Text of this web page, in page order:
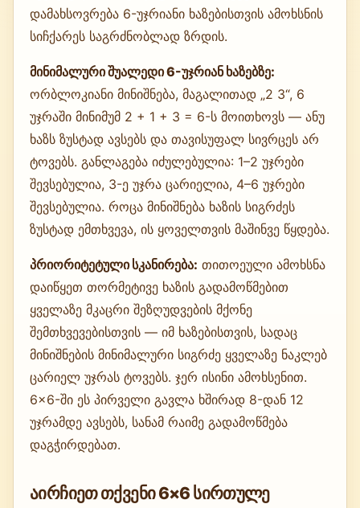
დამახსოვრება 6-უჯრიანი ხაზებისთვის ამოხსნის
სიჩქარეს საგრძნობლად ზრდის.
მინიმალური შუალედი 6-უჯრიან ხაზებზე:
ორბლოკიანი მინიშნება, მაგალითად „2 3“, 6
უჯრაში მინიმუმ 2 + 1 + 3 = 6-ს მოითხოვს — ანუ
ხაზს ზუსტად ავსებს და თავისუფალ სივრცეს არ
ტოვებს. განლაგება იძულებულია: 1–2 უჯრები
შევსებულია, 3-ე უჯრა ცარიელია, 4–6 უჯრები
შევსებულია. როცა მინიშნება ხაზის სიგრძეს
ზუსტად ემთხვევა, ის ყოველთვის მაშინვე წყდება.
პრიორიტეტული სკანირება: თითოეული ამოხსნა
დაიწყეთ თორმეტივე ხაზის გადამოწმებით
ყველაზე მკაცრი შეზღუდვების მქონე
შემთხვევებისთვის — იმ ხაზებისთვის, სადაც
მინიშნების მინიმალური სიგრძე ყველაზე ნაკლებ
ცარიელ უჯრას ტოვებს. ჯერ ისინი ამოხსენით.
6×6-ში ეს პირველი გავლა ხშირად 8-დან 12
უჯრამდე ავსებს, სანამ რაიმე გადამოწმება
დაგჭირდებათ.
აირჩიეთ თქვენი 6×6 სირთულე